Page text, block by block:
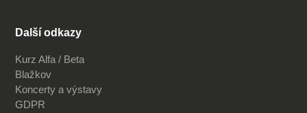
Další odkazy
Kurz Alfa / Beta
Blažkov
Koncerty a výstavy
GDPR